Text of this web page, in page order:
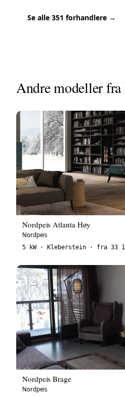
Se alle 351 forhandlere →
Andre modeller fra
Nordpeis Atlanta Høy
Nordpeis
5 kW · Kleberstein · fra 33
Nordpeis Brage
Nordpeis